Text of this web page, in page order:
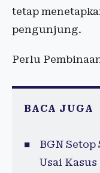
tetap
pengunjung.
Perlu
BACA JUGA
BGN Setop
Usai